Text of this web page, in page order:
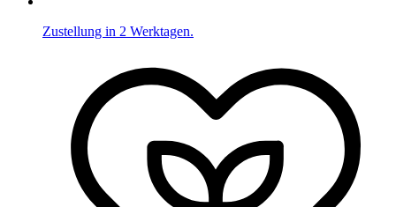
Zustellung in 2 Werktagen.